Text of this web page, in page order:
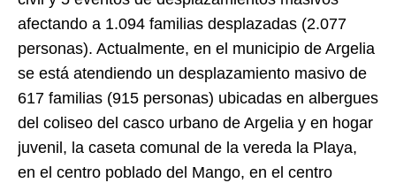
afectando a 1.094 familias desplazadas (2.077
personas). Actualmente, en el municipio de Argelia
se está atendiendo un desplazamiento masivo de
617 familias (915 personas) ubicadas en albergues
del coliseo del casco urbano de Argelia y en hogar
juvenil, la caseta comunal de la vereda la Playa,
en el centro poblado del Mango, en el centro